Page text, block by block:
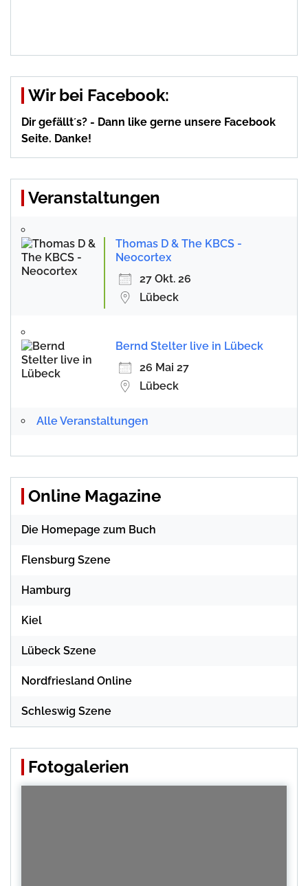
Wir bei Facebook:
Dir gefällt´s? - Dann like gerne unsere Facebook
Seite. Danke!
Veranstaltungen
Thomas D & The KBCS -
Neocortex
27 Okt. 26
Lübeck
Bernd Stelter live in Lübeck
26 Mai 27
Lübeck
Alle Veranstaltungen
Online Magazine
Die Homepage zum Buch
Flensburg Szene
Hamburg
Kiel
Lübeck Szene
Nordfriesland Online
Schleswig Szene
Fotogalerien